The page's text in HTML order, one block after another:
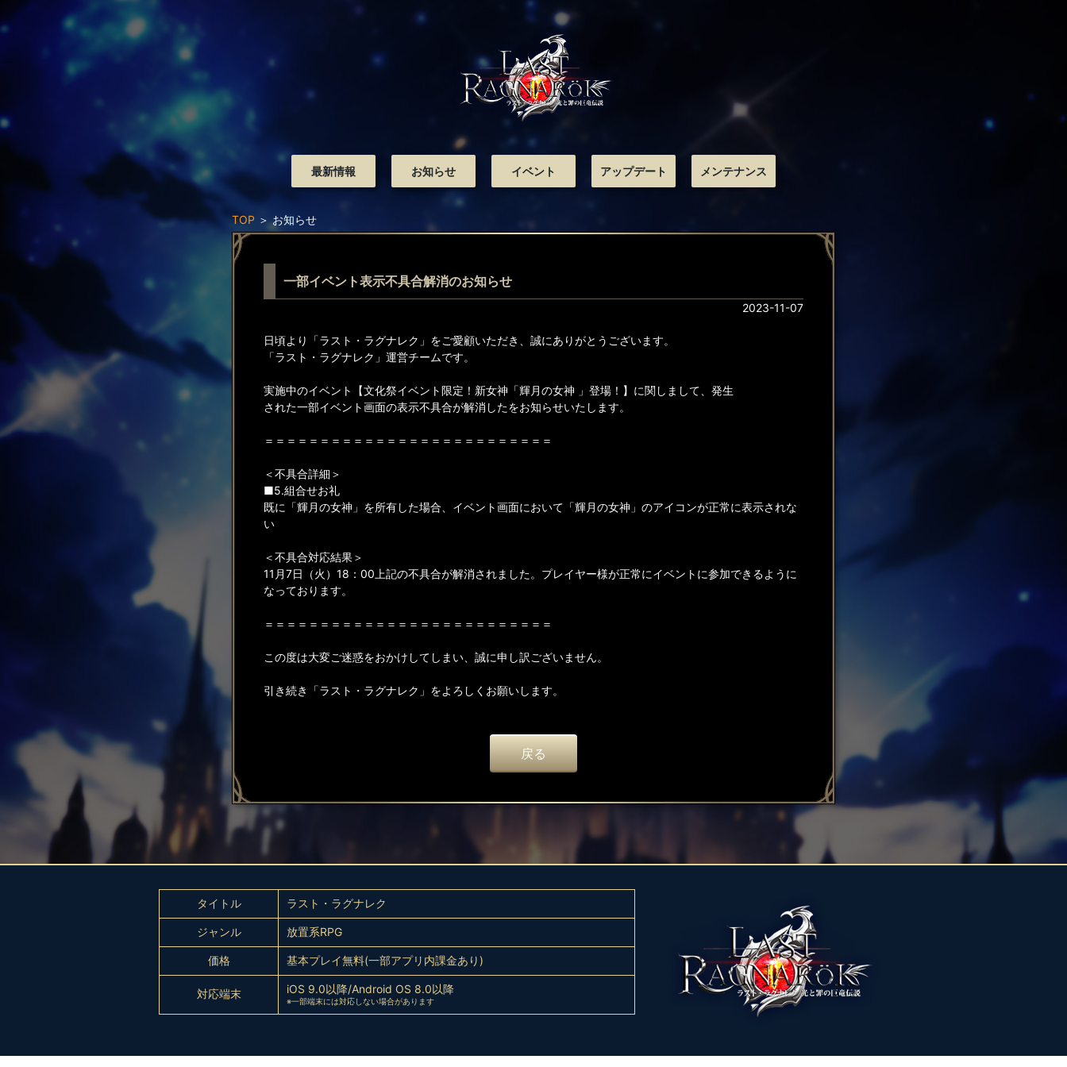
最新情報 お知らせ イベント アップデート メンテナンス
TOP ＞ お知らせ
一部イベント表示不具合解消のお知らせ
2023-11-07
日頃より「ラスト・ラグナレク」をご愛顧いただき、誠にありがとうございます。
「ラスト・ラグナレク」運営チームです。
実施中のイベント【文化祭イベント限定！新女神「輝月の女神 」登場！】に関しまして、発生
された一部イベント画面の表示不具合が解消したをお知らせいたします。
＝＝＝＝＝＝＝＝＝＝＝＝＝＝＝＝＝＝＝＝＝＝＝＝＝＝
＜不具合詳細＞
■5.組合せお礼
既に「輝月の女神」を所有した場合、イベント画面において「輝月の女神」のアイコンが正常に表示されな
い
＜不具合対応結果＞
11月7日（火）18：00上記の不具合が解消されました。プレイヤー様が正常にイベントに参加できるように
なっております。
＝＝＝＝＝＝＝＝＝＝＝＝＝＝＝＝＝＝＝＝＝＝＝＝＝＝
この度は大変ご迷惑をおかけしてしまい、誠に申し訳ございません。
引き続き「ラスト・ラグナレク」をよろしくお願いします。
戻る
タイトル ラスト・ラグナレク
ジャンル 放置系RPG
価格 基本プレイ無料(一部アプリ内課金あり)
対応端末 iOS 9.0以降/Android OS 8.0以降
※一部端末には対応しない場合があります